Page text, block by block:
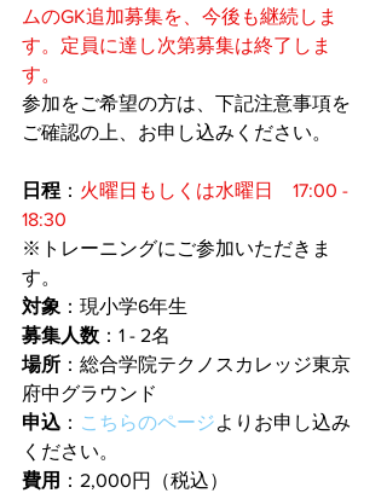
ムのGK追加募集を、今後も継続しま
す。定員に達し次第募集は終了しま
す。
参加をご希望の方は、下記注意事項を
ご確認の上、お申し込みください。
日程 ： 火曜日もしくは水曜日　17:00 -
18:30
※トレーニングにご参加いただきま
す。
対象 ：現小学6年生
募集人数 ：1 - 2名
場所 ：総合学院テクノスカレッジ東京
府中グラウンド
申込 ： こちらのページよりお申し込み
ください。
費用 ：2,000円（税込）